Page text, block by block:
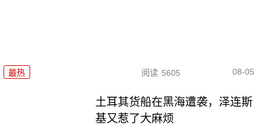
最热 阅读 5605 08-05
土耳其货船在黑海遭袭，泽连斯
基又惹了大麻烦